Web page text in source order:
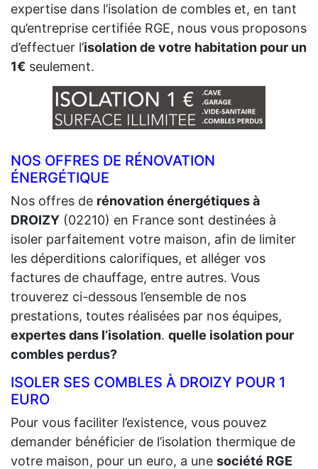
expertise dans l’isolation de combles et, en tant
qu’entreprise certifiée RGE, nous vous proposons
d’effectuer l’isolation de votre habitation pour un
1€ seulement.
NOS OFFRES DE RÉNOVATION
ÉNERGÉTIQUE
Nos offres de rénovation énergétiques à
DROIZY (02210) en France sont destinées à
isoler parfaitement votre maison, afin de limiter
les déperditions calorifiques, et alléger vos
factures de chauffage, entre autres. Vous
trouverez ci-dessous l’ensemble de nos
prestations, toutes réalisées par nos équipes,
expertes dans l’isolation. quelle isolation pour
combles perdus?
ISOLER SES COMBLES À DROIZY POUR 1
EURO
Pour vous faciliter l’existence, vous pouvez
demander bénéficier de l’isolation thermique de
votre maison, pour un euro, a une société RGE